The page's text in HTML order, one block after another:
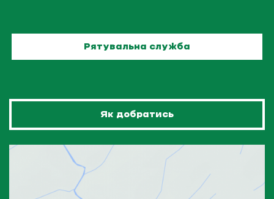
Рятувальна служба
Як добратись